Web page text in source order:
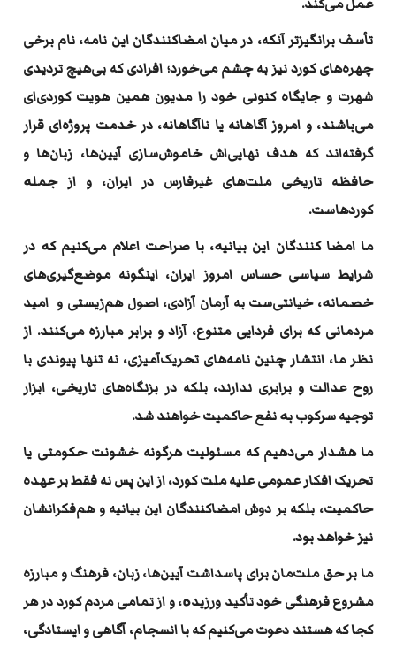
تأسف‌ برانگیزتر آنکه، در میان امضاکنندگان این نامه، نام برخی
چهره‌های کورد نیز به چشم می‌خورد؛ افرادی که بی‌‌هیچ تردیدی
شهرت و جایگاه کنونی خود را مدیون همین هویت کوردی‌‌ای
می‌باشند، و امروز آگاهانه یا ناآگاهانه، در خدمت پروژه‌ای قرار
گرفته‌اند که هدف نهایی‌اش خاموش‌سازی آیین‌ها، زبان‌ها و
حافظه‌ تاریخی ملت‌های غیرفارس در ایران، و از جملە
کوردهاست.
ما امضا کنندگان این بیانیە، با صراحت اعلام می‌کنیم کە در
شرایط سیاسی حساس امروز ایران، اینگونه موضع‌گیری‌های
خصمانە، خیانتی‌ست به آرمان آزادی، اصول هم‌زیستی و امید
مردمانی که برای فردایی متنوع، آزاد و برابر مبارزه می‌کنند. از
نظر ما، انتشار چنین نامه‌های تحریک‌آمیزی، نه تنها پیوندی با
روح عدالت و برابری ندارند، بلکه در بزنگاه‌های تاریخی، ابزار
توجیه سرکوب بە نفع حاکمیت خواهند شد.
ما هشدار می‌دهیم که مسئولیت هرگونه خشونت حکومتی یا
تحریک افکار عمومی علیه ملت کورد، از این پس نه فقط بر عهده‌
حاکمیت، بلکه بر دوش امضاکنندگان این بیانیه و هم‌فکرانشان
نیز خواهد بود.
ما بر حق ملت‌مان برای پاسداشت آیین‌ها، زبان، فرهنگ و مبارزه‌
مشروع فرهنگی خود تأکید ورزیدە، و از تمامی مردم کورد در هر
کجا که هستند دعوت می‌کنیم که با انسجام، آگاهی و ایستادگی،